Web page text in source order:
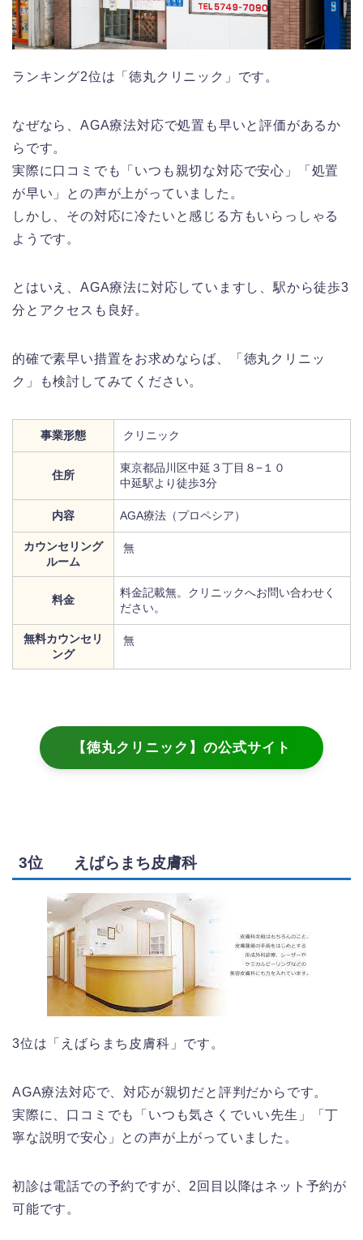
ランキング2位は「徳丸クリニック」です。
なぜなら、AGA療法対応で処置も早いと評価があるか
らです。
実際に口コミでも「いつも親切な対応で安心」「処置
が早い」との声が上がっていました。
しかし、その対応に冷たいと感じる方もいらっしゃる
ようです。
とはいえ、AGA療法に対応していますし、駅から徒歩3
分とアクセスも良好。
的確で素早い措置をお求めならば、「徳丸クリニッ
ク」も検討してみてください。
事業形態 クリニック
住所
東京都品川区中延３丁目８−１０
中延駅より徒歩3分
内容 AGA療法（プロペシア）
カウンセリング
ルーム
無
料金
料金記載無。クリニックへお問い合わせく
ださい。
無料カウンセリ
ング
無
【徳丸クリニック】の公式サイト
3位 えばらまち皮膚科
3位は「えばらまち皮膚科」です。
AGA療法対応で、対応が親切だと評判だからです。
実際に、口コミでも「いつも気さくでいい先生」「丁
寧な説明で安心」との声が上がっていました。
初診は電話での予約ですが、2回目以降はネット予約が
可能です。